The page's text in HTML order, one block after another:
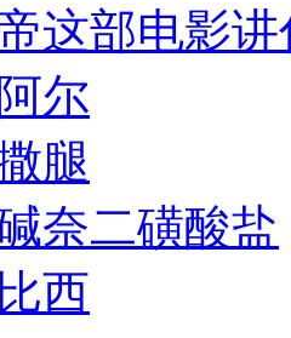
这部电影
尔
腿
奈二磺酸盐
西